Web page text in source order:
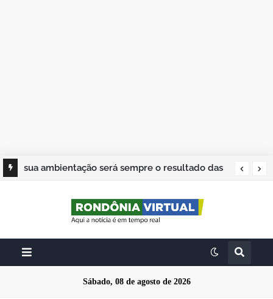
sua ambientação será sempre o resultado das
Sábado, 08 de agosto de 2026